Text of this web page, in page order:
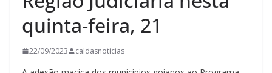
quinta-feira, 21
22/09/2023 caldasnoticias